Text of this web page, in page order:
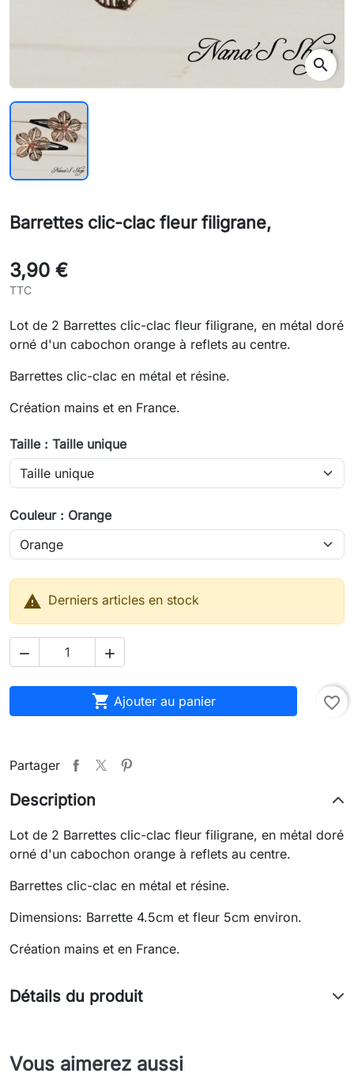
search
Barrettes clic-clac fleur filigrane,
3,90 €
TTC
Lot de 2 Barrettes clic-clac fleur filigrane, en métal doré
orné d'un cabochon orange à reflets au centre.
Barrettes clic-clac en métal et résine.
Création mains et en France.
Taille : Taille unique
Couleur : Orange
 Derniers articles en stock
 
 Ajouter au panier favorite_border
Partager
Description
Lot de 2 Barrettes clic-clac fleur filigrane, en métal doré
orné d'un cabochon orange à reflets au centre.
Barrettes clic-clac en métal et résine.
Dimensions: Barrette 4.5cm et fleur 5cm environ.
Création mains et en France.
Détails du produit
Vous aimerez aussi